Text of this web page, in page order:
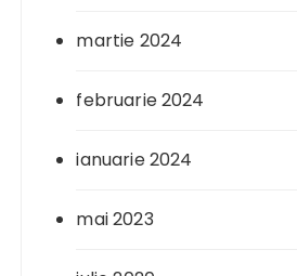
martie 2024
februarie 2024
ianuarie 2024
mai 2023